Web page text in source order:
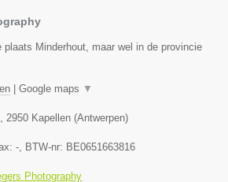
plaats Minderhout, maar wel in de provincie
Google maps ▼
, 2950 Kapellen (Antwerpen)
-, BTW-nr: BE0651663816
Photography